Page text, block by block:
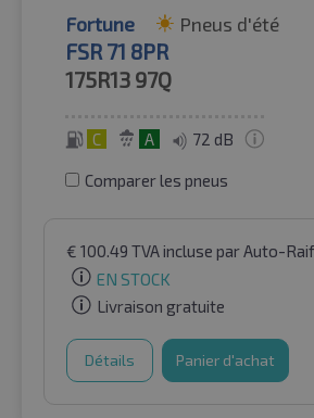
Fortune Pneus d'été
FSR 71 8PR
175R13 97Q
C A 72 dB
Comparer les pneus
€ 100.49 TVA incluse par Auto-
EN STOCK
Livraison gratuite
Détails Panier d'achat